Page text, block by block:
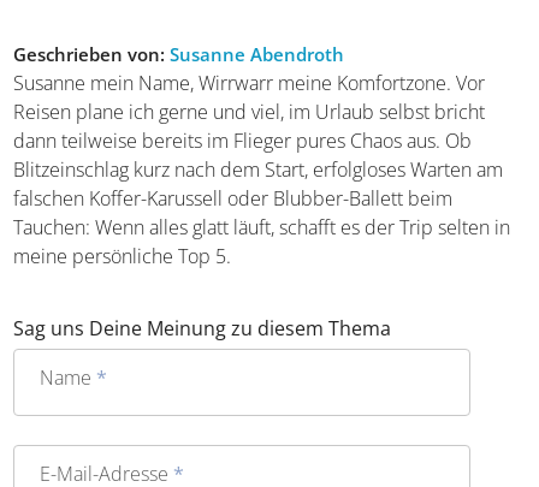
Geschrieben von:Susanne Abendroth
Susanne mein Name, Wirrwarr meine Komfortzone. Vor
Reisen plane ich gerne und viel, im Urlaub selbst bricht
falschen Koffer-Karussell oder Blubber-Ballett beim
Tauchen: Wenn alles glatt läuft, schafft es der Trip selten
Sag uns Deine Meinung zu diesem Thema